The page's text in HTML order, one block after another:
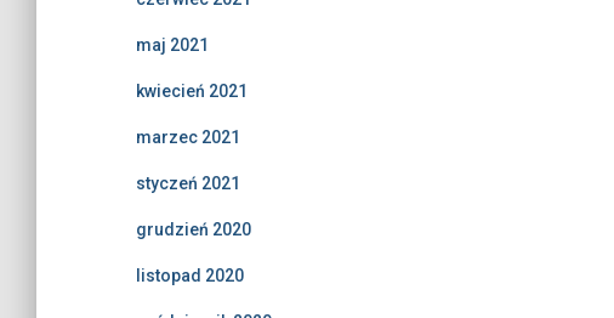
maj 2021
kwiecień 2021
marzec 2021
styczeń 2021
grudzień 2020
listopad 2020